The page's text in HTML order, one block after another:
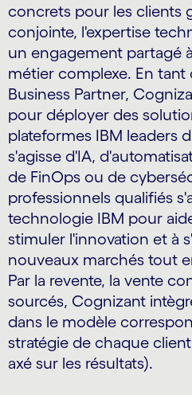
concrets pour les clients
conjointe, l'expertise
un engagement partagé
métier complexe. En tant
Business Partner,
pour déployer des
plateformes IBM leaders
s'agisse d'IA,
de FinOps ou de
professionnels qualifiés
technologie IBM pour
stimuler l'innovation et à
nouveaux marchés tout
Par la revente, la vente
sourcés, Cognizant
dans le modèle
stratégie de chaque
axé sur les résultats).